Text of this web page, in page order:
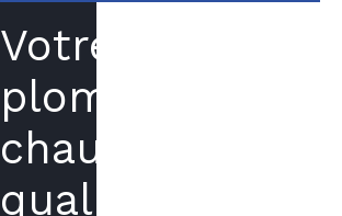
Votre
plombier
chauffagiste
qualifié